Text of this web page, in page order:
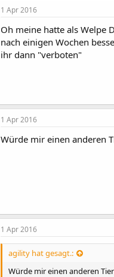
1 Apr 2016
Oh meine hatte als Welpe
nach einigen Wochen
ihr dann "verboten"
1 Apr 2016
Würde mir einen anderen
1 Apr 2016
agility hat gesagt.:
Würde mir einen anderen